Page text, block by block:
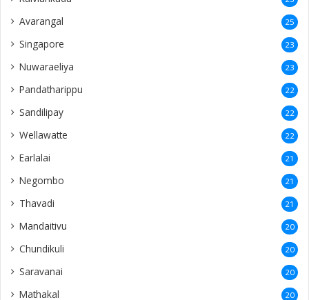
Earlalai 21
Negombo 21
Thavadi 21
Mandaitivu 20
Chundikuli 20
Saravanai 20
Mathakal 20
Palali 20
USA 19
Kankesanturai 18
Varany 18
Kuppilan 18
Anaicoddai 18